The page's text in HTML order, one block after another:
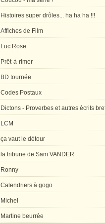
Histoires super drôles... ha ha ha !!!
Affiches de Film
Luc Rose
Prêt-à-rimer
BD tournée
Codes Postaux
Dictons - Proverbes et autres écrits
LCM
ça vaut le détour
la tribune de Sam VANDER
Ronny
Calendriers à gogo
Michel
Martine beurrée